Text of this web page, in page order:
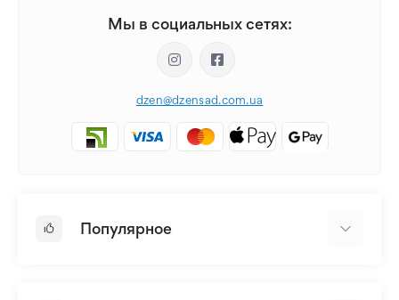
Мы в социальных сетях:
dzen@dzensad.com.ua
Популярное